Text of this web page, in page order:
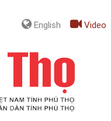
English Video